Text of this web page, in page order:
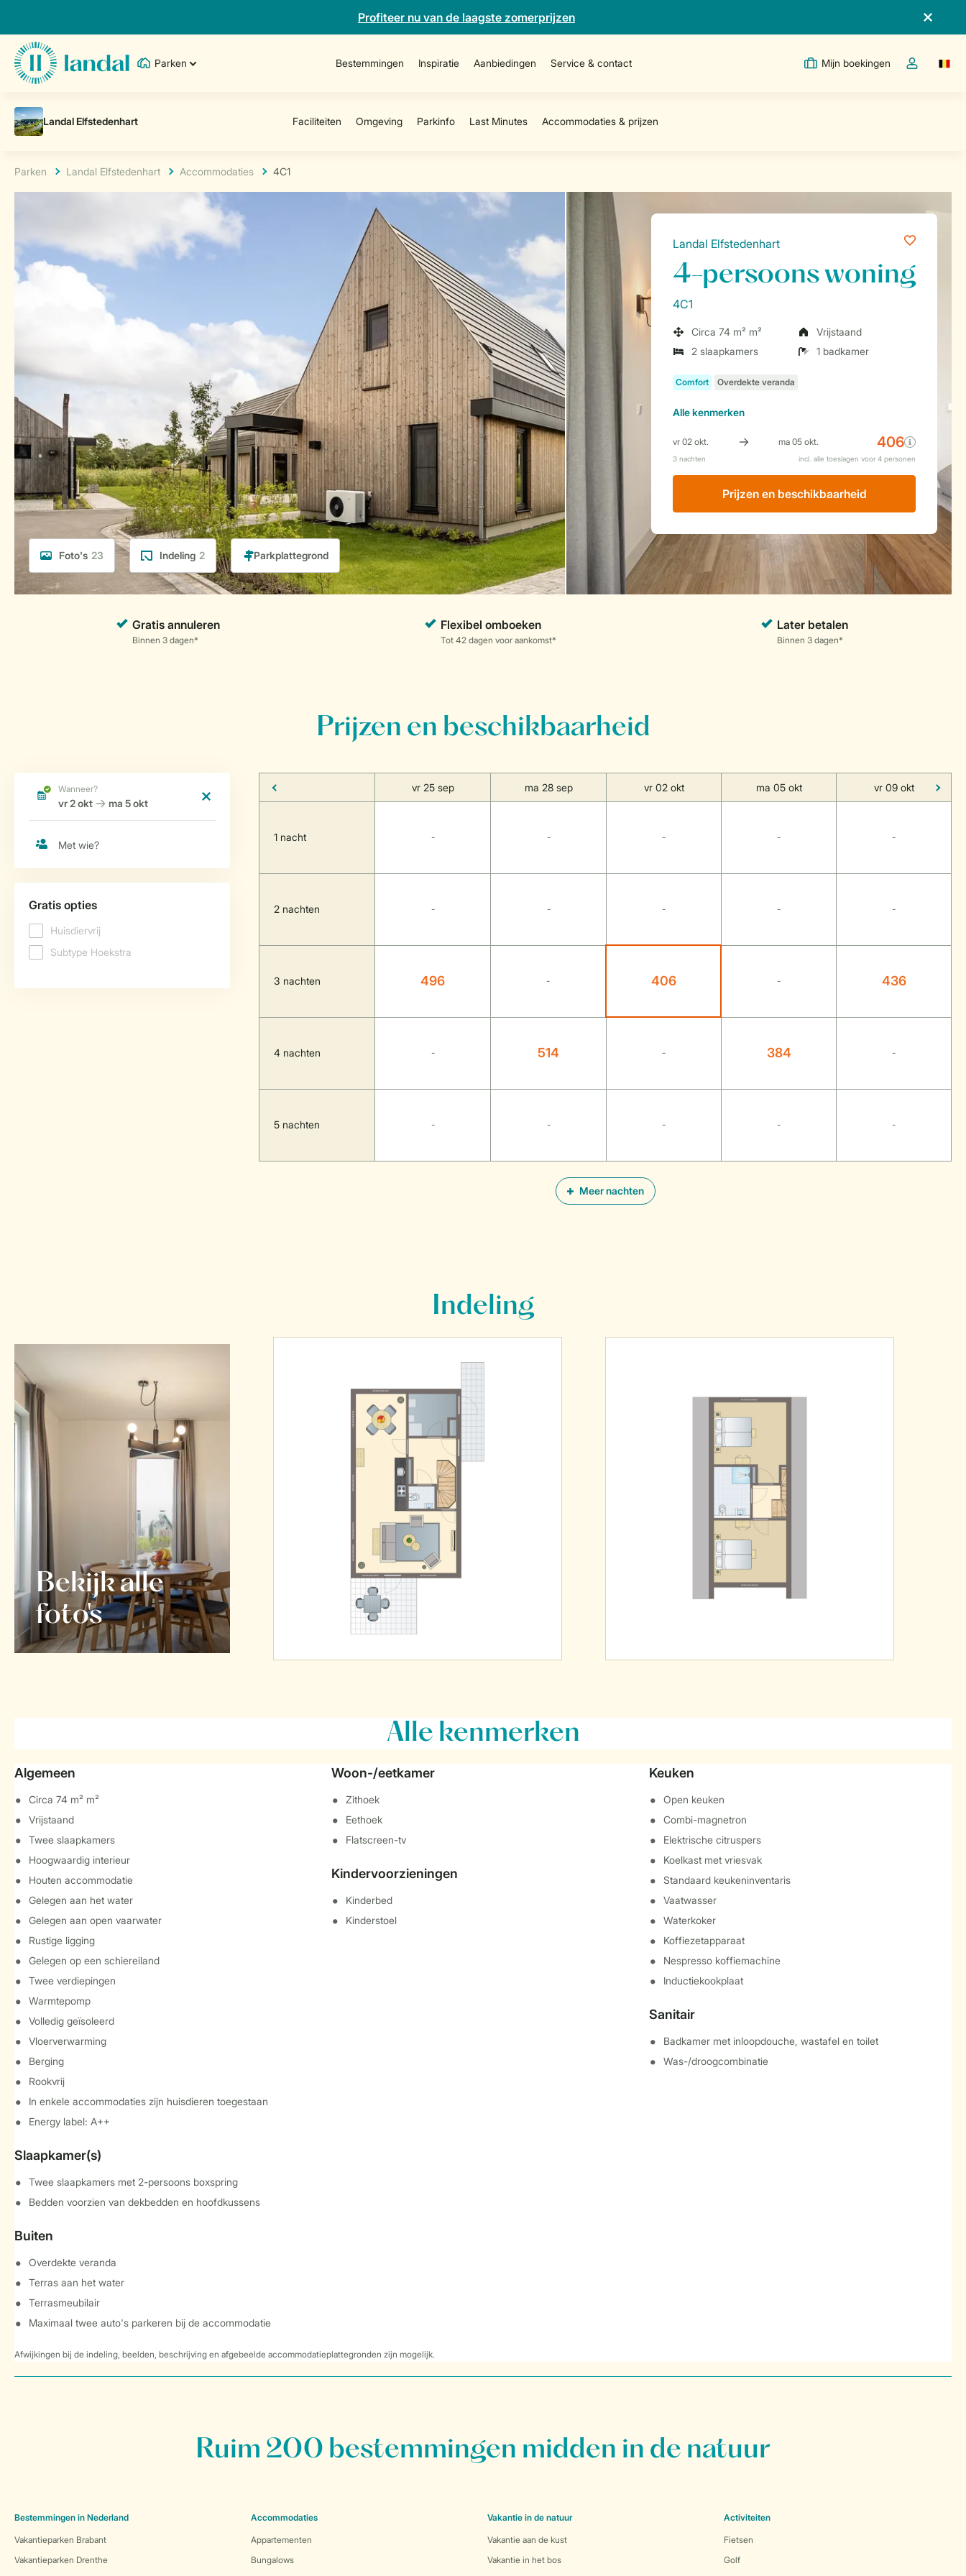
Profiteer nu van de laagste zomerprijzen
Parken Bestemmingen Inspiratie Aanbiedingen Service & contact Mijn boekingen
Open de
Parken Landal Elfstedenhart Accommodaties 4C1
Foto's 23 Indeling 2
Landal Elfstedenhart
4-persoons woning
4C1
Circa 74 m² m²
Vrijstaand
2 slaapkamers
1 badkamer
Allekenmerken
Prijzen en beschikbaarheid
Prijzen en beschikbaarheid
Meer nachten
vr 25 sep ma 28 sep vr 02 okt ma 05 okt vr 09 okt
1 nacht - - - - -
2 nachten - - - - -
3 nachten 496 - 406 - 436
4 nachten - 514 - 384 -
5 nachten - - - - -
Indeling
Bekijk alle
foto's
Alle kenmerken
Algemeen
Circa 74 m² m²
Vrijstaand
Twee slaapkamers
Hoogwaardig interieur
Houten accommodatie
Gelegen aan het water
Gelegen aan open vaarwater
Rustige ligging
Gelegen op een schiereiland
Twee verdiepingen
Warmtepomp
Volledig geïsoleerd
Vloerverwarming
Berging
Rookvrij
In enkele accommodaties zijn huisdieren toegestaan
Energy label: A++
Slaapkamer(s)
Twee slaapkamers met 2-persoons boxspring
Bedden voorzien van dekbedden en hoofdkussens
Buiten
Overdekte veranda
Terras aan het water
Terrasmeubilair
Maximaal twee auto's parkeren bij de accommodatie
Woon-/eetkamer
Zithoek
Eethoek
Flatscreen-tv
Kindervoorzieningen
Kinderbed
Kinderstoel
Keuken
Open keuken
Combi-magnetron
Elektrische citruspers
Koelkast met vriesvak
Standaard keukeninventaris
Vaatwasser
Waterkoker
Koffiezetapparaat
Nespresso koffiemachine
Inductiekookplaat
Sanitair
Badkamer met inloopdouche, wastafel en toilet
Was-/droogcombinatie
Afwijkingen bij de indeling, beelden, beschrijving en afgebeelde accommodatieplattegronden zijn mogelijk.
Ruim 200 bestemmingen midden in de natuur
Bestemmingen in Nederland
Vakantieparken Brabant
Vakantieparken Drenthe
Accommodaties
Appartementen
Bungalows
Vakantie in de natuur
Vakantie aan de kust
Vakantie in het bos
Activiteiten
Fietsen
Golf